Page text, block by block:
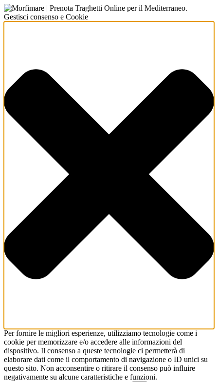
Gestisci consenso e Cookie
Per fornire le migliori esperienze, utilizziamo tecnologie come i
cookie per memorizzare e/o accedere alle informazioni del
dispositivo. Il consenso a queste tecnologie ci permetterà di
elaborare dati come il comportamento di navigazione o ID unici su
questo sito. Non acconsentire o ritirare il consenso può influire
negativamente su alcune caratteristiche e funzioni.